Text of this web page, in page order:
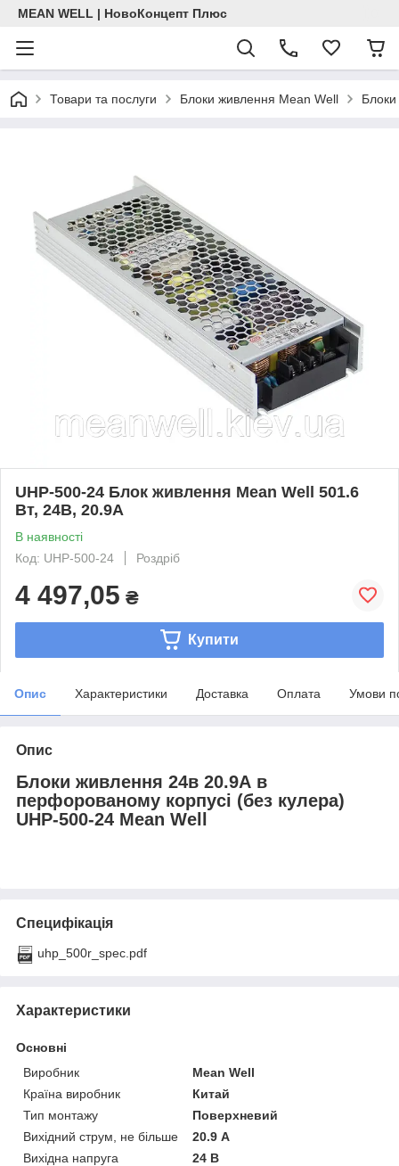
MEAN WELL | НовоКонцепт Плюс
Товари та послуги Блоки живлення Mean Well
UHP-500-24 Блок живлення Mean Well 501.6
Вт, 24В, 20.9А
В наявності
Код: UHP-500-24
Роздріб
4 497,05 ₴
Купити
Опис Характеристики Доставка Оплата Умови
Опис
Блоки живлення 24в 20.9А в
перфорованому корпусі (без кулера)
UHP-500-24 Mean Well
Специфікація
uhp_500r_spec.pdf
Характеристики
Основні
Виробник
Mean Well
Країна виробник
Китай
Тип монтажу
Поверхневий
Вихідний струм, не більше
20.9 А
Вихідна напруга
24 В